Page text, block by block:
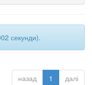
секунди).
назад 1 далі